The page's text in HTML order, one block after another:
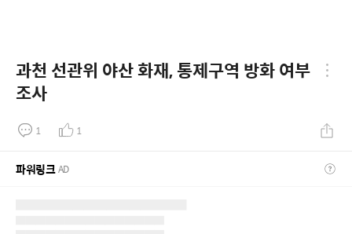
과천 선관위 야산 화재, 통제구역 방화 여부
조사
1 1
파워링크AD